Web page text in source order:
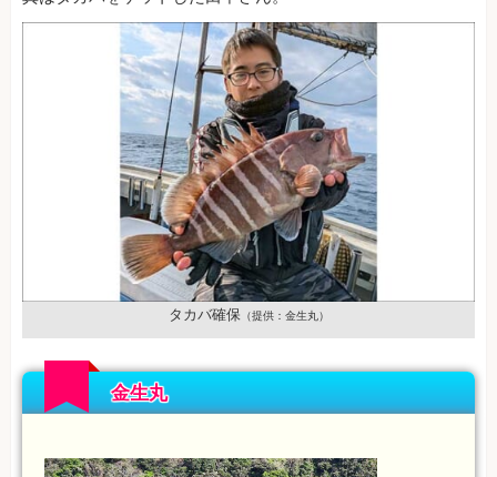
タカバ確保 （提供：金生丸）
金生丸